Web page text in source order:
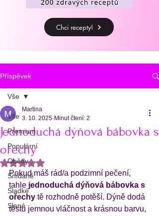
Chci recepty!
Příspěvek
Vše
Premium
Populární
Obědy
Snídaně
Sladké
Slané
Vše
Jednoduchá dýňová bábovka s
ořechy
Martina
3. 10. 2025 Minut čtení: 2
Hodnoceno NaN z 5 hvězdiček.
Pokud máš rád/a podzimní pečení,
tahle jednoduchá dýňová bábovka s
ořechy tě rozhodně potěší. Dýně dodá
těstu jemnou vláčnost a krásnou barvu,